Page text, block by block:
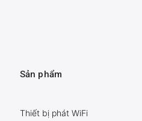
Sản phẩm
Thiết bị phát WiFi